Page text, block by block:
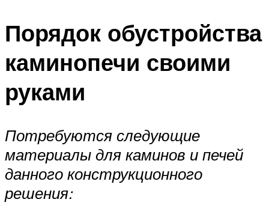
Порядок обустройства
каминопечи своими
руками
Потребуются следующие
материалы для каминов и печей
данного конструкционного
решения: